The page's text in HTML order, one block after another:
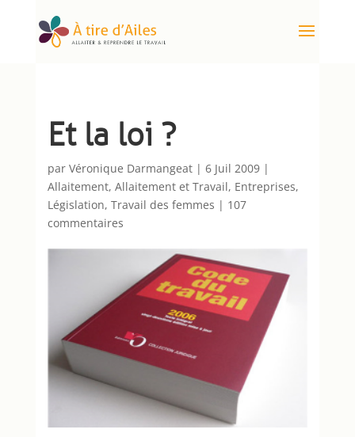
Et la loi ?
par Véronique Darmangeat| 6 Juil 2009|
Allaitement, Allaitement et Travail, Entreprises,
Législation, Travail des femmes | 107
commentaires